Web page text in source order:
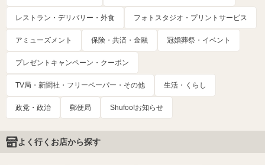
レストラン・デリバリー・外食 フォトスタジオ・プリントサービス
アミューズメント 保険・共済・金融 冠婚葬祭・イベント
プレゼントキャンペーン・クーポン
TV局・新聞社・フリーペーパー・その他 生活・くらし
政党・政治 郵便局 Shufoo!お知らせ
よく行くお店から探す